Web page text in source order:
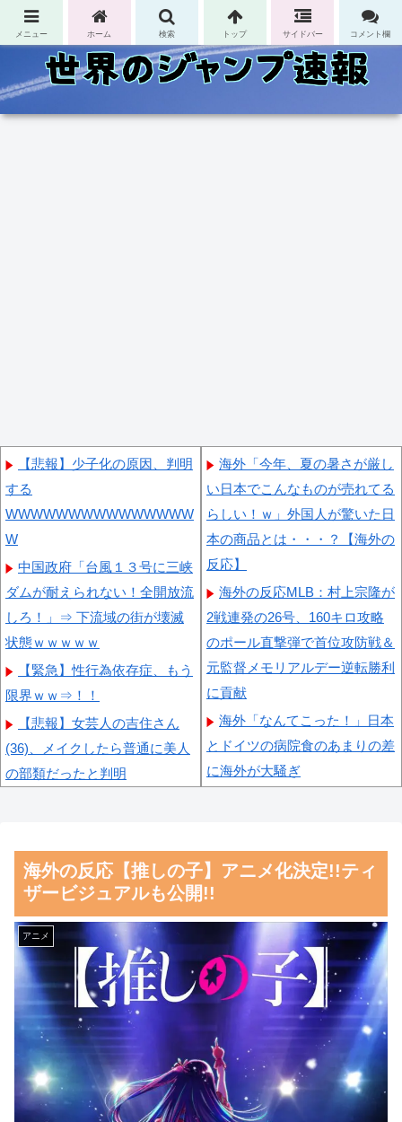
コンテンツへスキップ
【悲報】少子化の原因、判明
する
WWWWWWWWWWWWWWW
W
中国政府「台風１３号に三峡
ダムが耐えられない！全開放流
しろ！」⇒ 下流域の街が壊滅
状態ｗｗｗｗｗ
【緊急】性行為依存症、もう
限界ｗｗ⇒！！
【悲報】女芸人の吉住さん
(36)、メイクしたら普通に美人
の部類だったと判明
か？
【朗報】齋藤飛鳥、前屈みで
完全に見えてる動画が拡散され
てしまう…
磁気嵐、地球由来のイオンが
主導…JAXAの衛星「あらせ」
が観測！
舌を絡ませて、唾液交換して
── ちゅっちゅしながらの濃厚
エッ画像♪
海外「日本よ、お前がナンバ
海外「今年、夏の暑さが厳し
い日本でこんなものが売れてる
らしい！ｗ」外国人が驚いた日
本の商品とは・・・？【海外の
反応】
海外の反応MLB：村上宗隆が
2戦連発の26号、160キロ攻略
のポール直撃弾で首位攻防戦＆
元監督メモリアルデー逆転勝利
に貢献
海外「なんてこった！」日本
とドイツの病院食のあまりの差
に海外が大騒ぎ
た…」
海外「日本の甲子園で飛び出
した高校生とは思えないハイレ
ベルなプレーがこちら」 海外
の反応
韓国人「韓国人が日本のラー
メンについて勘違いしているこ
とがこちら…」→「え
っ？？？？？？？？？？」＝韓
国の反応
韓国人「織田信長の安土城の
海外の反応【推しの子】アニメ化決定!!ティ
ザービジュアルも公開!!
アニメ
メニュー ホーム 検索 トップ サイドバー コメント欄